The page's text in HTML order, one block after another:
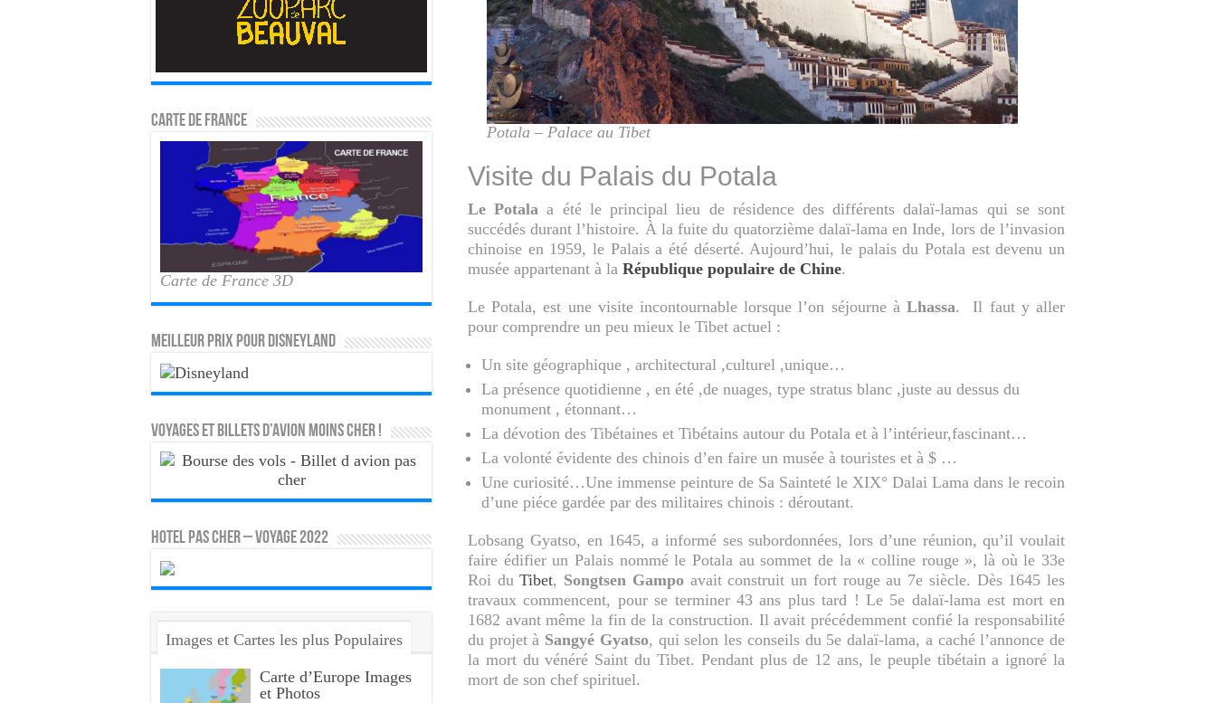
Potala – Palace au Tibet
Visite du Palais du Potala
Le Potala a été le principal lieu de résidence des différents dalaï-lamas qui se sont
succédés durant l’histoire. À la fuite du quatorzième dalaï-lama en Inde, lors de l’invasion
chinoise en 1959, le Palais a été déserté. Aujourd’hui, le palais du Potala est devenu un
musée appartenant à la République populaire de Chine.
Le Potala, est une visite incontournable lorsque l’on séjourne à Lhassa. Il faut y aller
pour comprendre un peu mieux le Tibet actuel :
Un site géographique , architectural ,culturel ,unique…
La présence quotidienne , en été ,de nuages, type stratus blanc ,juste au dessus du
monument , étonnant…
La dévotion des Tibétaines et Tibétains autour du Potala et à l’intérieur,fascinant…
La volonté évidente des chinois d’en faire un musée à touristes et à $ …
Une curiosité…Une immense peinture de Sa Sainteté le XIX° Dalai Lama dans le recoin
d’une piéce gardée par des militaires chinois : déroutant.
Lobsang Gyatso, en 1645, a informé ses subordonnées, lors d’une réunion, qu’il voulait
faire édifier un Palais nommé le Potala au sommet de la « colline rouge », là où le 33e
Roi duTibet, Songtsen Gampoavait construit un fort rouge au 7e siècle. Dès 1645 les
travaux commencent, pour se terminer 43 ans plus tard ! Le 5e dalaï-lama est mort en
1682 avant même la fin de la construction. Il avait précédemment confié la responsabilité
du projet à Sangyé Gyatso, qui selon les conseils du 5e dalaï-lama, a caché l’annonce de
la mort du vénéré Saint du Tibet. Pendant plus de 12 ans, le peuple tibétain a ignoré la
mort de son chef spirituel.
Carte de France
Carte de France 3D
MEILLEUR PRIX POUR DISNEYLAND
Voyages et Billets d’Avion moins cher !
HOTEL PAS CHER – VOYAGE 2022
Images et Cartes les plus Populaires
Carte d’Europe Images
et Photos